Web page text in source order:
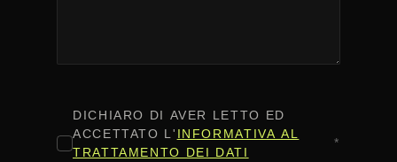
CONSENSO*
DICHIARO DI AVER LETTO ED
ACCETTATO L' INFORMATIVA AL
TRATTAMENTO DEI DATI
*